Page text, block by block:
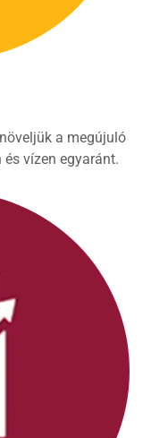
a megújuló
vízen egyaránt.